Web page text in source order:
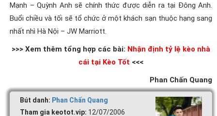
Mạnh – Quỳnh Anh sẽ chính thức được diễn ra tại Đông Anh.
Buổi chiều và tối sẽ tổ chức ở một khách sạn thuộc hạng sang
nhất nhì Hà Nội – JW Marriott.
>>> Xem thêm tổng hợp các bài: Nhận định tỷ lệ kèo nhà
cái tại Kèo Tốt <<<
Phan Chấn Quang
Bút danh: Phan Chấn Quang
Tham gia keotot.vip: 12/07/2006